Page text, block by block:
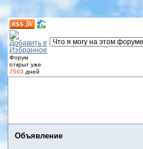
Форум
открыт уже
7503 дней
Объявление